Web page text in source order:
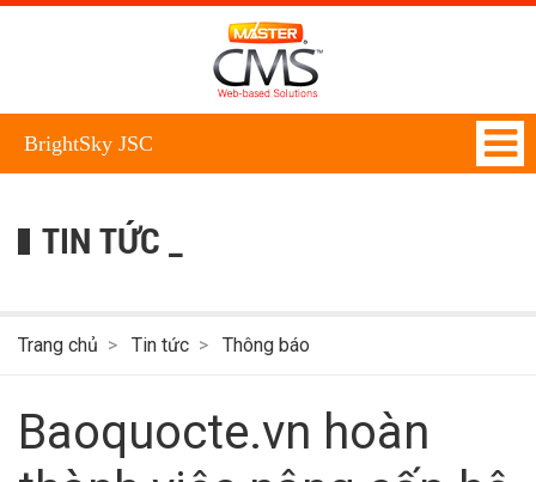
BrightSky JSC
TIN TỨC _
Trang chủ Tin tức Thông báo
Baoquocte.vn hoàn